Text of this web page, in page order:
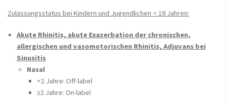
Zulassungsstatus bei Kindern und Jugendlichen < 18 Jahren:
Akute Rhinitis, akute Exazerbation der chronischen,
allergischen und vasomotorischen Rhinitis, Adjuvans bei
Sinusitis
Nasal
<2 Jahre: Off-label
≥2 Jahre: On-label